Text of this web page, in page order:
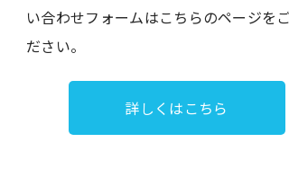
い合わせフォームはこちらのページを
ださい。
詳しくはこちら